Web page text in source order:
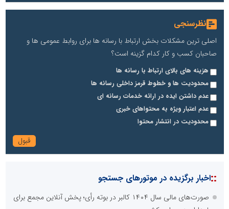
نظرسنجی
اصلی ترین مشکلات بخش ارتباط با رسانه ها برای روابط عمومی ها و
صاحبان کسب و کار کدام گزینه است؟
هزینه های بالای ارتباط با رسانه ها
محدودیت ها و خطوط قرمز داخلی رسانه ها
عدم داشتن ایده در ارائه خدمات رسانه ای
عدم اعتبار ویژه به محتواهای خبری
محدودیت در انتشار محتوا
::اخبار برگزیده در موتورهای جستجو
صورت‌های مالی سال ۱۴۰۴ کالبر در بوته رأی؛ پخش آنلاین مجمع برای